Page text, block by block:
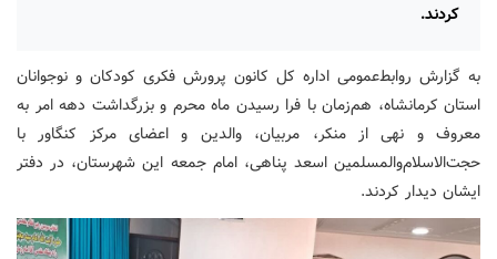
کردند.
به گزارش روابط‌عمومی اداره کل کانون پرورش فکری کودکان و نوجوانان
استان کرمانشاه، هم‌زمان با فرا رسیدن ماه محرم و بزرگداشت دهه امر به
معروف و نهی از منکر، مربیان، والدین و اعضای مرکز کنگاور با
حجت‌الاسلام‌والمسلمین اسعد پناهی، امام جمعه این شهرستان، در دفتر
ایشان دیدار کردند.